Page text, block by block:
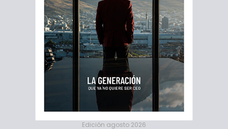
Edición agosto 2026